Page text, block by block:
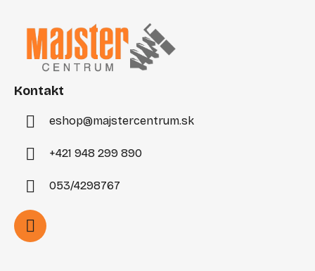
Kontakt
eshop@majstercentrum.sk
+421 948 299 890
053/4298767